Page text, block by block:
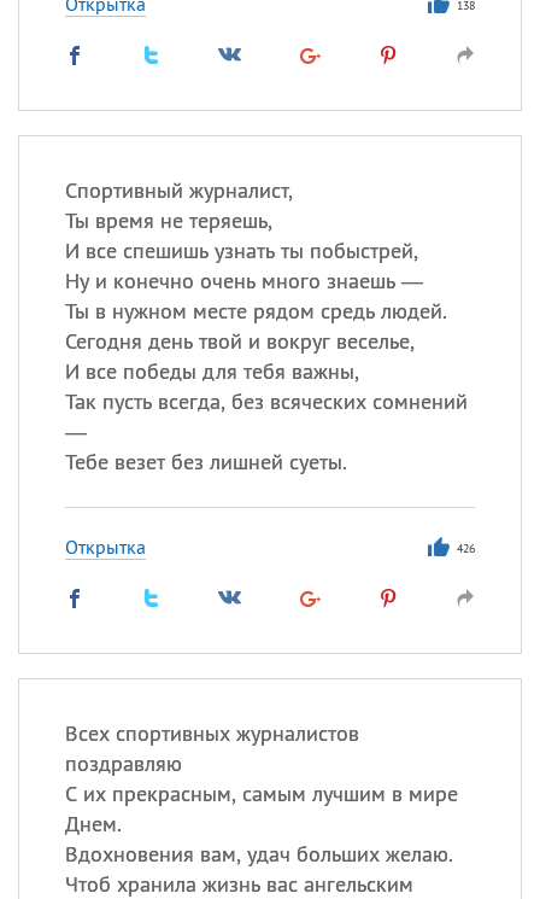
138
Спортивный журналист,
Ты время не теряешь,
И все спешишь узнать ты побыстрей,
Ну и конечно очень много знаешь —
Ты в нужном месте рядом средь людей.
Сегодня день твой и вокруг веселье,
И все победы для тебя важны,
Так пусть всегда, без всяческих сомнений
—
Тебе везет без лишней суеты.
Открытка 426
Всех спортивных журналистов
поздравляю
С их прекрасным, самым лучшим в мире
Днем.
Вдохновения вам, удач больших желаю.
Чтоб хранила жизнь вас ангельским